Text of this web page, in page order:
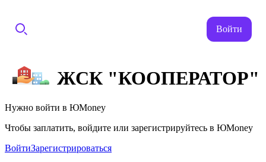
Войти
ЖСК "КООПЕРАТОР"
Нужно войти в ЮMoney
Чтобы заплатить, войдите или зарегистрируйтесь в ЮMoney
ВойтиЗарегистрироваться